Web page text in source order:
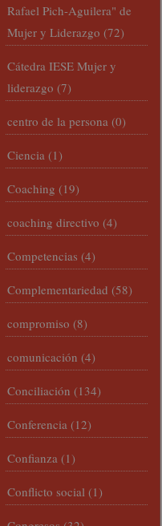
Rafael Pich-Aguilera" de
Mujer y Liderazgo (72)
Cátedra IESE Mujer y
liderazgo (7)
centro de la persona (0)
Ciencia (1)
Coaching (19)
coaching directivo (4)
Competencias (4)
Complementariedad (58)
compromiso (8)
comunicación (4)
Conciliación (134)
Conferencia (12)
Confianza (1)
Conflicto social (1)